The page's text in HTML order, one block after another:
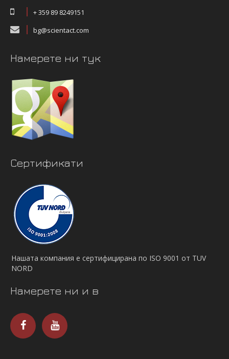
+ 359 89 8249151
bg@scientact.com
Намерете ни тук
Сертификати
Нашата компания е сертифицирана по ISO 9001 от TUV
NORD
Намерете ни и в